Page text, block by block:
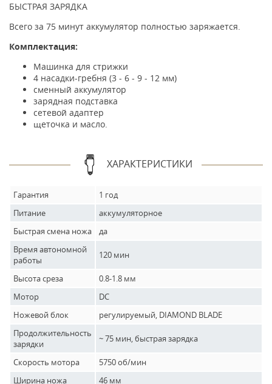
БЫСТРАЯ ЗАРЯДКА
Всего за 75 минут аккумулятор полностью заряжается.
Комплектация:
Машинка для стрижки
4 насадки-гребня (3 - 6 - 9 - 12 мм)
сменный аккумулятор
зарядная подставка
сетевой адаптер
щеточка и масло.
ХАРАКТЕРИСТИКИ
Гарантия
1 год
Питание
аккумуляторное
Быстрая смена ножа
да
Время автономной
работы
120 мин
Высота среза
0.8-1.8 мм
Мотор
DC
Ножевой блок
регулируемый, DIAMOND BLADE
Продолжительность
зарядки
~ 75 мин, быстрая зарядка
Скорость мотора
5750 об/мин
Ширина ножа
46 мм